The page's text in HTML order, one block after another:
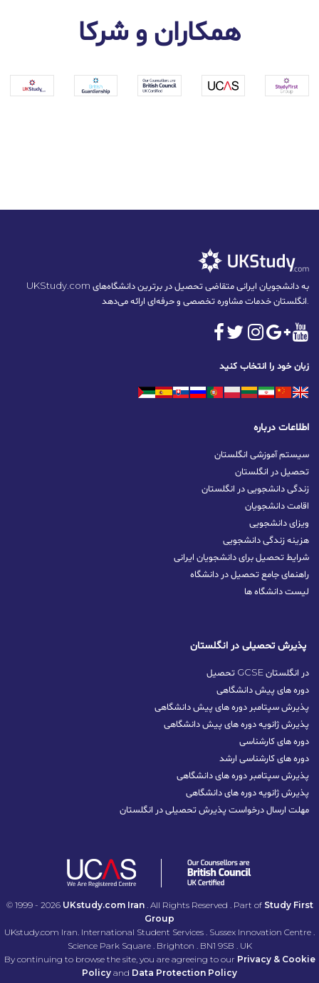
همکاران و شرکا
UKStudy.com به دانشجویان ایرانی متقاضی تحصیل در برترین دانشگاه‌های
زبان خود را انتخاب کنید
اطلاعات درباره
سیستم آموزشی انگلستان
تحصیل در انگلستان
زندگی دانشجویی در انگلستان
اقامت دانشجویان
ویزای دانشجویی
هزینه زندگی دانشجویی
شرایط تحصیل برای دانشجویان ایرانی
راهنمای جامع تحصیل در دانشگاه
لیست دانشگاه ها
پذیرش تحصیلی در انگلستان
تحصیل GCSE در انگلستان
دوره های پیش دانشگاهی
پذیرش سپتامبر دوره های پیش دانشگاهی
پذیرش ژانویه دوره های پیش دانشگاهی
دوره های کارشناسی
دوره های کارشناسی ارشد
پذیرش سپتامبر دوره‌ های دانشگاهی
پذیرش ژانویه دوره‌ های دانشگاهی
مهلت ارسال درخواست پذیرش تحصیلی در انگلستان
© 1999 - 2026 UKstudy.com Iran. All Rights Reserved . Part of Study First
Group
UKstudy.com Iran. International Student Services . Sussex Innovation Centre .
Science Park Square . Brighton . BN1 9SB . UK
By continuing to browse the site, you are agreeing to our Privacy & Cookie
Policy and Data Protection Policy